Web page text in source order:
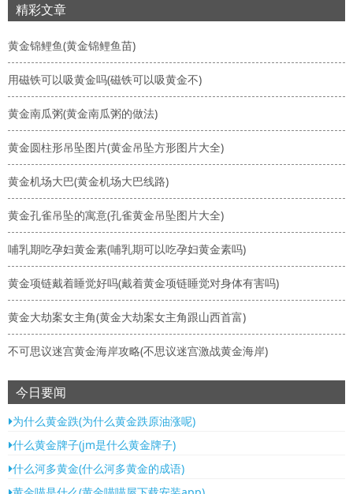
精彩文章
黄金锦鲤鱼(黄金锦鲤鱼苗)
用磁铁可以吸黄金吗(磁铁可以吸黄金不)
黄金南瓜粥(黄金南瓜粥的做法)
黄金圆柱形吊坠图片(黄金吊坠方形图片大全)
黄金机场大巴(黄金机场大巴线路)
黄金孔雀吊坠的寓意(孔雀黄金吊坠图片大全)
哺乳期吃孕妇黄金素(哺乳期可以吃孕妇黄金素吗)
黄金项链戴着睡觉好吗(戴着黄金项链睡觉对身体有害吗)
黄金大劫案女主角(黄金大劫案女主角跟山西首富)
不可思议迷宫黄金海岸攻略(不思议迷宫激战黄金海岸)
今日要闻
为什么黄金跌(为什么黄金跌原油涨呢)
什么黄金牌子(jm是什么黄金牌子)
什么河多黄金(什么河多黄金的成语)